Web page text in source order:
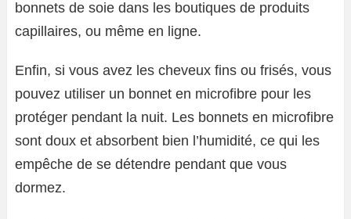
bonnets de soie dans les boutiques de produits
capillaires, ou même en ligne.
Enfin, si vous avez les cheveux fins ou frisés, vous
pouvez utiliser un bonnet en microfibre pour les
protéger pendant la nuit. Les bonnets en microfibre
sont doux et absorbent bien l’humidité, ce qui les
empêche de se détendre pendant que vous
dormez.